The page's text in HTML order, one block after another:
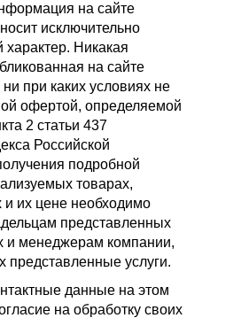
на сайте
исключительно
Никакая
на сайте
при каких условиях не
офертой, определяемой
2 статьи 437
Российской
подробной
товарах,
и их цене необходимо
представленных
и менеджерам компании,
представленные услуги.
данные на этом
на обработку своих